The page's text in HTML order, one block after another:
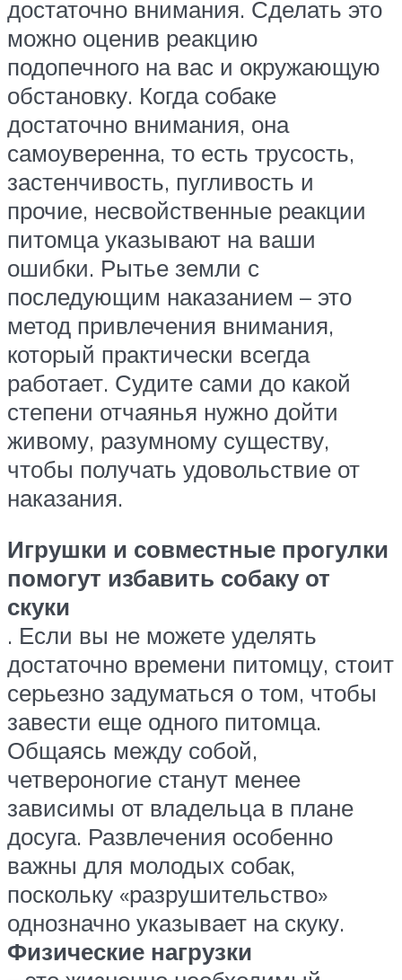
достаточно внимания. Сделать это
можно оценив реакцию
подопечного на вас и окружающую
обстановку. Когда собаке
достаточно внимания, она
самоуверенна, то есть трусость,
застенчивость, пугливость и
прочие, несвойственные реакции
питомца указывают на ваши
ошибки. Рытье земли с
последующим наказанием – это
метод привлечения внимания,
который практически всегда
работает. Судите сами до какой
степени отчаянья нужно дойти
живому, разумному существу,
чтобы получать удовольствие от
наказания.
Игрушки и совместные прогулки
помогут избавить собаку от
скуки
. Если вы не можете уделять
достаточно времени питомцу, стоит
серьезно задуматься о том, чтобы
завести еще одного питомца.
Общаясь между собой,
четвероногие станут менее
зависимы от владельца в плане
досуга. Развлечения особенно
важны для молодых собак,
поскольку «разрушительство»
однозначно указывает на скуку.
Физические нагрузки